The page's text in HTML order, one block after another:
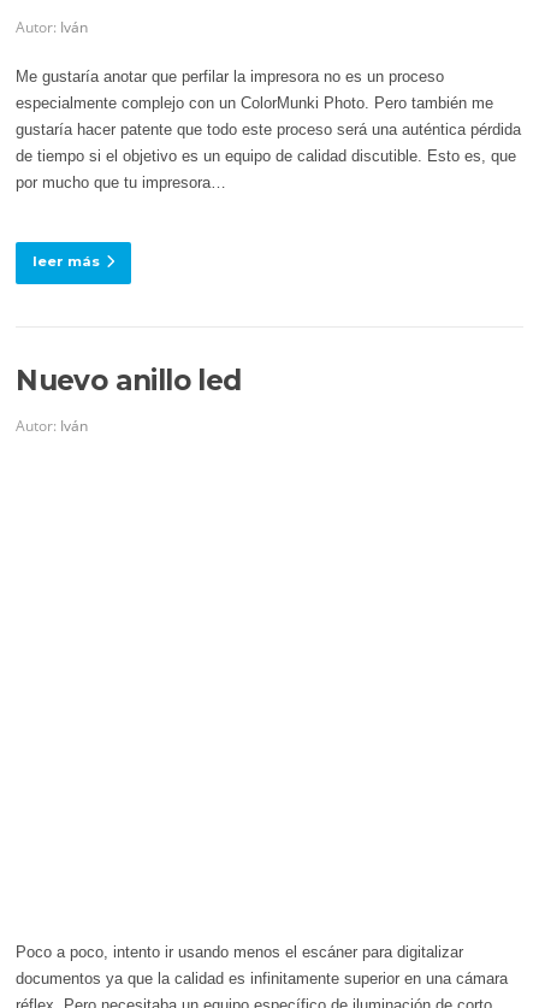
Autor: Iván
Me gustaría anotar que perfilar la impresora no es un proceso
especialmente complejo con un ColorMunki Photo. Pero también me
gustaría hacer patente que todo este proceso será una auténtica pérdida
de tiempo si el objetivo es un equipo de calidad discutible. Esto es, que
por mucho que tu impresora…
leer más
Nuevo anillo led
Autor: Iván
Poco a poco, intento ir usando menos el escáner para digitalizar
documentos ya que la calidad es infinitamente superior en una cámara